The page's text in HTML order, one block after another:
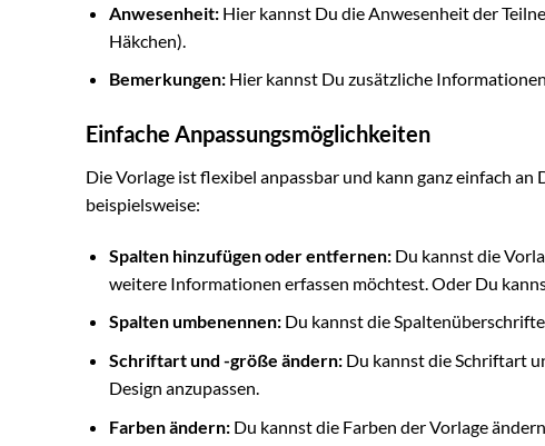
Anwesenheit:Hier kannst Du die Anwesenheit der
Häkchen).
Bemerkungen:Hier kannst Du zusätzliche
Einfache Anpassungsmöglichkeiten
Die Vorlage ist flexibel anpassbar und kann ganz einfach
beispielsweise:
Spalten hinzufügen oder entfernen:Du kannst die
weitere Informationen erfassen möchtest. Oder Du
Spalten umbenennen:Du kannst die
Schriftart und -größe ändern:Du kannst die Schriftart
Design anzupassen.
Farben ändern:Du kannst die Farben der Vorlage